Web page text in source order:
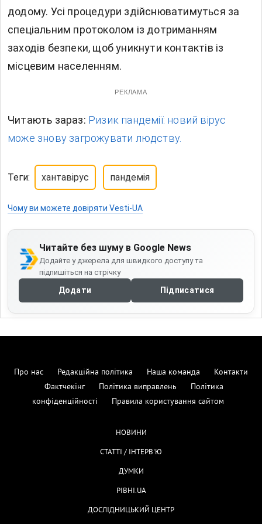
додому. Усі процедури здійснюватимуться за
спеціальним протоколом із дотриманням
заходів безпеки, щоб уникнути контактів із
місцевим населенням.
РЕКЛАМА
Читають зараз: Ризик пандемії: новий вірус
може знову загрожувати людству.
Теги: хантавірус пандемія
Чому ви можете довіряти Vesti-UA
Читайте без шуму в Google News
Додайте у джерела для швидкого доступу та
підпишіться на стрічку
Додати Підписатися
Про нас Редакційна політика Наша команда
Контакти
Фактчекінг
Політика виправлень
Політика
конфіденційності
Правила користування сайтом
НОВИНИ
СТАТТІ / ІНТЕРВ'Ю
ДУМКИ
РІВНІ.UA
ДОСЛІДНИЦЬКИЙ ЦЕНТР